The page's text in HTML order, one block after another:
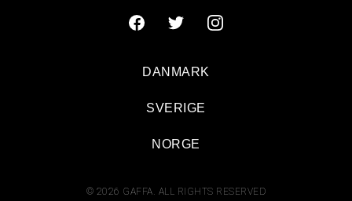
© 2026 GAFFA. ALL RIGHTS RESERVED
DANMARK
SVERIGE
NORGE